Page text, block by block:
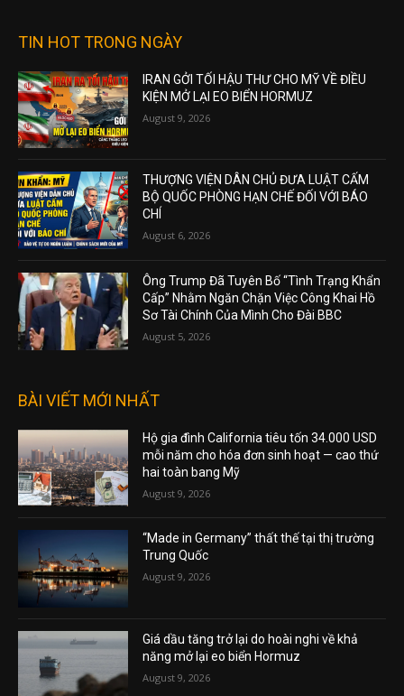
TIN HOT TRONG NGÀY
IRAN GỞI TỐI HẬU THƯ CHO MỸ VỀ ĐIỀU
KIỆN MỞ LẠI EO BIỂN HORMUZ
August 9, 2026
THƯỢNG VIỆN DÂN CHỦ ĐƯA LUẬT CẤM
BỘ QUỐC PHÒNG HẠN CHẾ ĐỐI VỚI BÁO
CHÍ
August 6, 2026
Ông Trump Đã Tuyên Bố “Tình Trạng Khẩn
Cấp” Nhằm Ngăn Chặn Việc Công Khai Hồ
Sơ Tài Chính Của Mình Cho Đài BBC
August 5, 2026
BÀI VIẾT MỚI NHẤT
Hộ gia đình California tiêu tốn 34.000 USD
mỗi năm cho hóa đơn sinh hoạt — cao thứ
hai toàn bang Mỹ
August 9, 2026
“Made in Germany” thất thế tại thị trường
Trung Quốc
August 9, 2026
Giá dầu tăng trở lại do hoài nghi về khả
năng mở lại eo biển Hormuz
August 9, 2026